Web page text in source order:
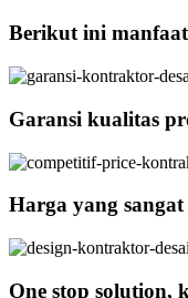
Berikut ini
Garansi kualitas
Harga yang
One stop solution,